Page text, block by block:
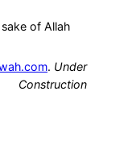
of Allah
. Under
Construction